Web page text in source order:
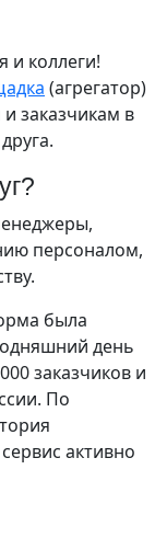
и коллеги!
(агрегатор)
заказчикам в
персоналом,
была
день
заказчиков и
По
активно